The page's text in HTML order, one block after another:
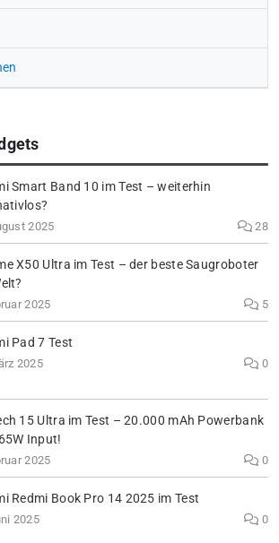
Smart Band 10 im Test – weiterhin
2025 28
X50 Ultra im Test – der beste Saugroboter
2025 5
Pad 7 Test
2025 0
15 Ultra im Test – 20.000 mAh Powerbank
Input!
2025 0
Redmi Book Pro 14 2025 im Test
2025 0